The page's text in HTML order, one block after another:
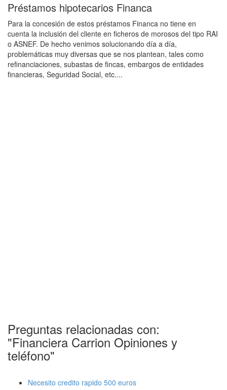
Préstamos hipotecarios Financa
Para la concesión de estos préstamos Financa no tiene en
cuenta la inclusión del cliente en ficheros de morosos del tipo RAI
o ASNEF. De hecho venimos solucionando día a día,
problemáticas muy diversas que se nos plantean, tales como
refinanciaciones, subastas de fincas, embargos de entidades
financieras, Seguridad Social, etc....
Preguntas relacionadas con:
"Financiera Carrion Opiniones y
teléfono"
Necesito credito rapido 500 euros